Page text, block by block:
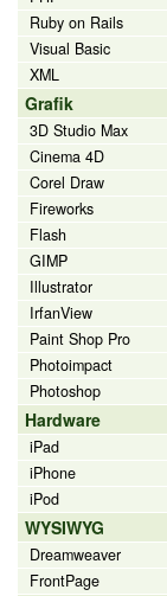
Ruby on Rails
Visual Basic
XML
Grafik
3D Studio Max
Cinema 4D
Corel Draw
Fireworks
Flash
GIMP
Illustrator
IrfanView
Paint Shop Pro
Photoimpact
Photoshop
Hardware
iPad
iPhone
iPod
WYSIWYG
Dreamweaver
FrontPage